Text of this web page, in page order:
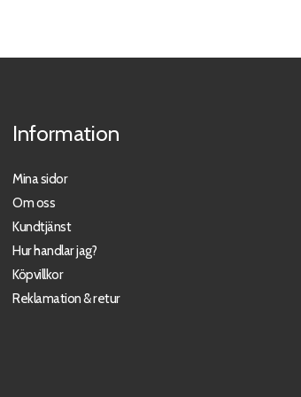
Information
Mina sidor
Om oss
Kundtjänst
Hur handlar jag?
Köpvillkor
Reklamation & retur